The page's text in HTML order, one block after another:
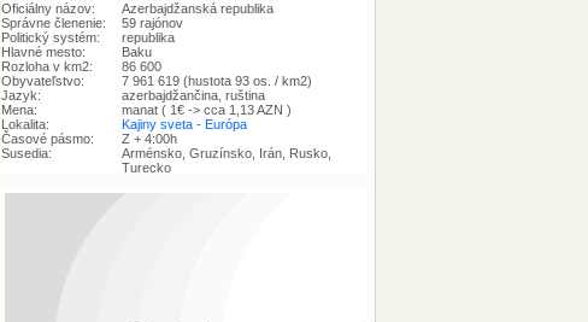
Oficiálny názov:
Azerbajdžanská republika
Správne členenie:
59 rajónov
Politický systém:
republika
Hlavné mesto:
Baku
Rozloha v km2:
86 600
Obyvateľstvo:
7 961 619 (hustota 93 os. / km2)
Jazyk:
azerbajdžančina, ruština
Mena:
manat ( 1€ -> cca 1,13 AZN )
Lokalita:
Kajiny sveta - Európa
Časové pásmo:
Z + 4:00h
Susedia:
Arménsko, Gruzínsko, Irán, Rusko,
Turecko